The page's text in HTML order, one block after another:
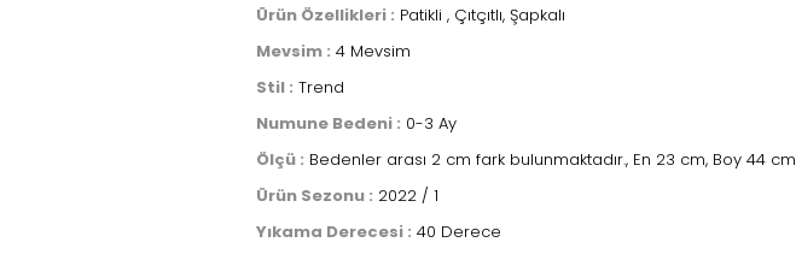
Ürün Özellikleri : Patikli , Çıtçıtlı, Şapkalı
Mevsim : 4 Mevsim
Stil : Trend
Numune Bedeni : 0-3 Ay
Ölçü : Bedenler arası 2 cm fark bulunmaktadır., En 23 cm, Boy 44 cm
Ürün Sezonu : 2022 / 1
Yıkama Derecesi : 40 Derece